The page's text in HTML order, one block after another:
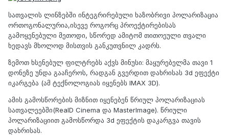
სათვალის ლინზებში ინტეგრირებული ხაზობრივი პოლარიზაცია
ორთოგონალურია,ისევე როგორც პროექტირებისას
გამოყენებული მეთოდი, სწორედ ამიტომ თითოეული თვალი
ხედავს მხოლოდ მისთვის განკუთვნილ კადრს.
ზემოთ ხსენებულ ფილტრებს აქვს მინუსი: მაყურებელმა თავი 1
დონეზე უნდა გააჩეროს, რადგან გვერდით დახრისას 3d ეფექტი
იკარგება (ამ ტექნოლოგიას იყენებს IMAX 3D).
ამის გამოსწორების მიზნით იყენებენ წრიულ პოლარიზაციას
სათვალეებში(RealD Cinema და MasterImage). წრიული
პოლარიზაციით გამოსწორდა 3d ეფექტის დაკარგვა თავის
დახრისას.